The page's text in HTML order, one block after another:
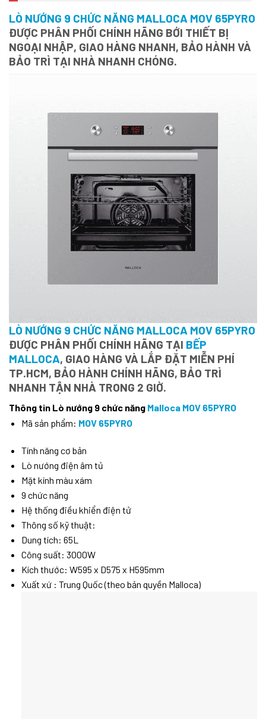
LÒ NƯỚNG 9 CHỨC NĂNG MALLOCA MOV 65PYRO
ĐƯỢC PHÂN PHỐI CHÍNH HÃNG BỚI THIẾT BỊ
NGOẠI NHẬP, GIAO HÀNG NHANH, BẢO HÀNH VÀ
BẢO TRÌ TẠI NHÀ NHANH CHÓNG.
LÒ NƯỚNG 9 CHỨC NĂNG MALLOCA MOV 65PYRO
ĐƯỢC PHÂN PHỐI CHÍNH HÃNG TẠI BẾP
MALLOCA, GIAO HÀNG VÀ LẮP ĐẶT MIỄN PHÍ
TP.HCM, BẢO HÀNH CHÍNH HÃNG, BẢO TRÌ
NHANH TẬN NHÀ TRONG 2 GIỜ.
Thông tin Lò nướng 9 chức năng Malloca MOV 65PYRO
Mã sản phẩm: MOV 65PYRO
Tính năng cơ bản
Lò nướng điện âm tủ
Mặt kính màu xám
9 chức năng
Hệ thống điều khiển điện tử
Thông số kỹ thuật:
Dung tích: 65L
Công suất: 3000W
Kích thước: W595 x D575 x H595mm
Xuất xứ : Trung Quốc (theo bản quyền Malloca)